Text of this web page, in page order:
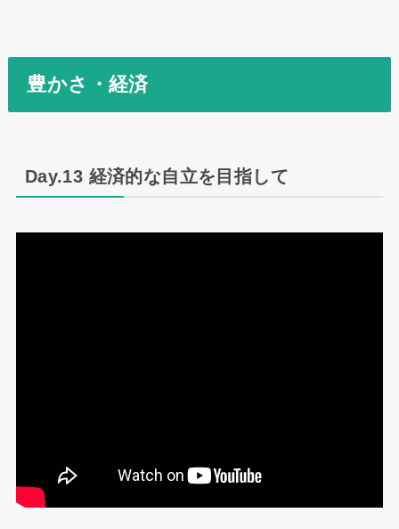
豊かさ・経済
Day.13 経済的な自立を目指して